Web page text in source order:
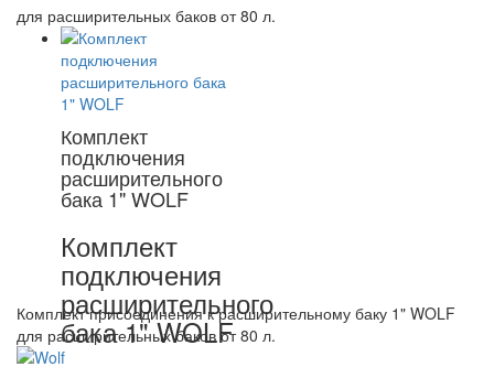
для расширительных баков от 80 л.
Комплект
подключения
расширительного
бака 1" WOLF
Комплект
подключения
расширительного
бака 1" WOLF
Комплект присоединения к расширительному баку 1" WOLF
для расширительных баков от 80 л.